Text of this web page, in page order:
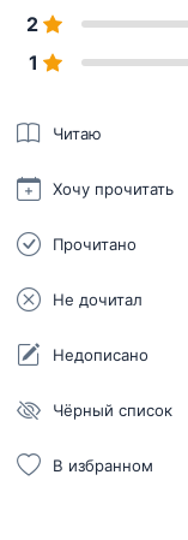
2
1
Читаю
Хочу прочитать
Прочитано
Не дочитал
Недописано
Чёрный список
В избранном